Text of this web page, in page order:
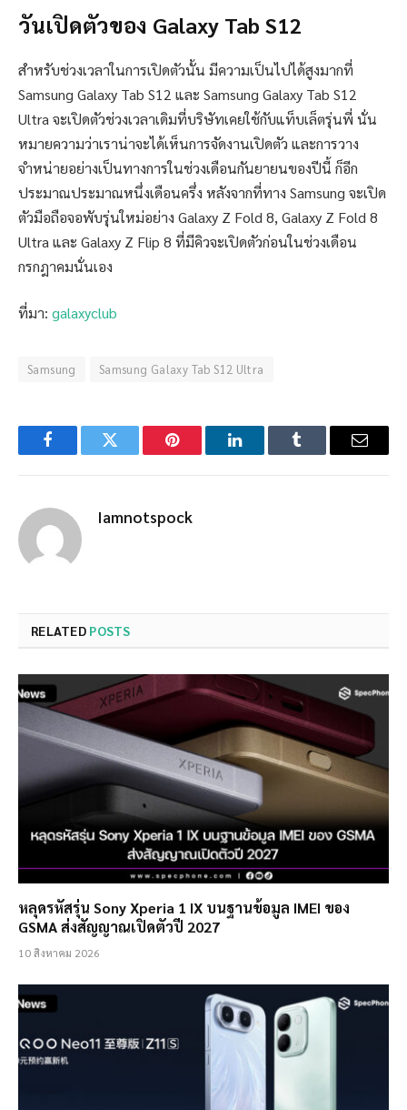
วันเปิดตัวของ Galaxy Tab S12
สำหรับช่วงเวลาในการเปิดตัวนั้น มีความเป็นไปได้สูงมากที่
Samsung Galaxy Tab S12 และ Samsung Galaxy Tab S12
Ultra จะเปิดตัวช่วงเวลาเดิมที่บริษัทเคยใช้กับแท็บเล็ตรุ่นพี่ นั่น
หมายความว่าเราน่าจะได้เห็นการจัดงานเปิดตัว และการวาง
จำหน่ายอย่างเป็นทางการในช่วงเดือนกันยายนของปีนี้ ก็อีก
ประมาณประมาณหนึ่งเดือนครึ่ง หลังจากที่ทาง Samsung จะเปิด
ตัวมือถือจอพับรุ่นใหม่อย่าง Galaxy Z Fold 8, Galaxy Z Fold 8
Ultra และ Galaxy Z Flip 8 ที่มีคิวจะเปิดตัวก่อนในช่วงเดือน
กรกฎาคมนั่นเอง
ที่มา: galaxyclub
Samsung Samsung Galaxy Tab S12 Ultra
FacebookTwitter Pinterest LinkedInTumblr Email
Iamnotspock
RELATED POSTS
หลุดรหัสรุ่น Sony Xperia 1 IX บนฐานข้อมูล IMEI ของ
GSMA ส่งสัญญาณเปิดตัวปี 2027
10 สิงหาคม 2026